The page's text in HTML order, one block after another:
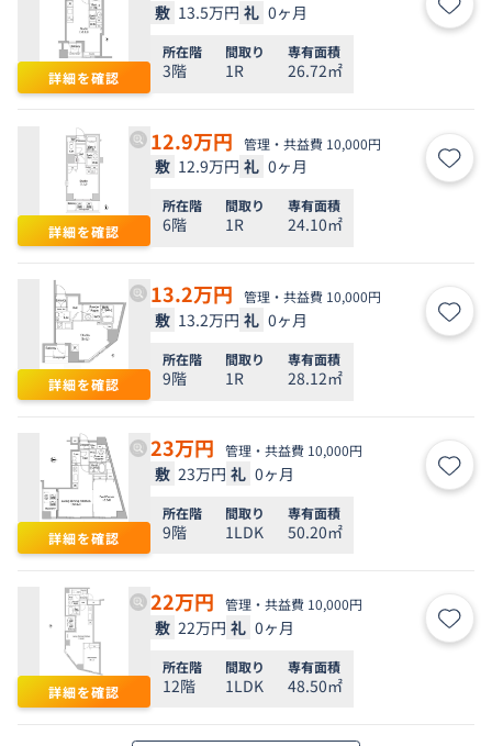
詳細を確認
敷 13.5万円 礼 0ヶ月 お気
所在階
3階
間取り
1R
専有面積
26.72㎡
詳細を確認
12.9万円 管理・共益費 10,000円
敷 12.9万円 礼 0ヶ月 お気
所在階
6階
間取り
1R
専有面積
24.10㎡
詳細を確認
13.2万円 管理・共益費 10,000円
敷 13.2万円 礼 0ヶ月 お気
所在階
9階
間取り
1R
専有面積
28.12㎡
詳細を確認
23万円 管理・共益費 10,000円
敷 23万円 礼 0ヶ月 お気
所在階
9階
間取り
1LDK
専有面積
50.20㎡
詳細を確認
22万円 管理・共益費 10,000円
敷 22万円 礼 0ヶ月 お気
所在階
12階
間取り
1LDK
専有面積
48.50㎡